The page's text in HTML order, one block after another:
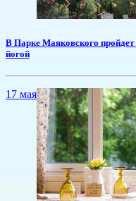
​В Парке Маяковского пройдет
йогой
17 мая